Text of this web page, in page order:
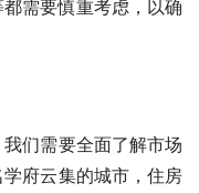
需要慎重考虑，以确
们需要全面了解市场
府云集的城市，住房